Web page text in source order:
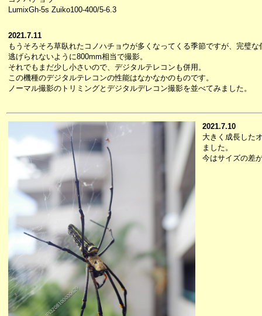
LumixGh-5s Zuiko100-400/5-6.3
2021.7.11
もうそろそろ草臥れたコノハチョウが多くなってくる季節ですが、完璧
逃げられないように800mm相当で撮影。
それでもまだ少し小さいので、デジタルテレコンも併用。
この機種のデジタルテレコンの性能はなかなかのものです。
ノーマル撮影のトリミングとデジタルデレコン撮影を並べてみました。
2021.7.10
大きく成長した
ました。
今はサイズの差